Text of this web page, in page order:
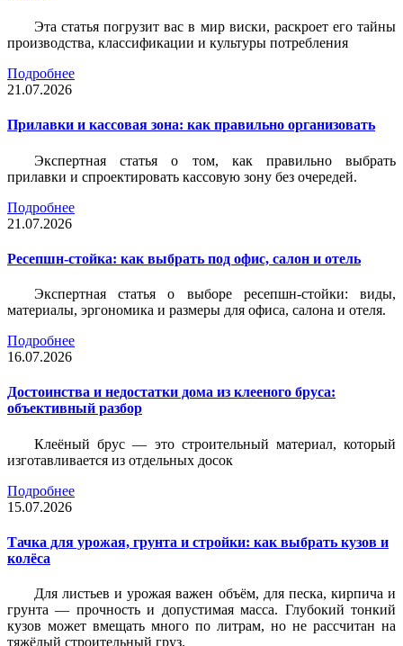
Эта статья погрузит вас в мир виски, раскроет его тайны
производства, классификации и культуры потребления
Подробнее
21.07.2026
Прилавки и кассовая зона: как правильно организовать
Экспертная статья о том, как правильно выбрать
прилавки и спроектировать кассовую зону без очередей.
Подробнее
21.07.2026
Ресепшн-стойка: как выбрать под офис, салон и отель
Экспертная статья о выборе ресепшн-стойки: виды,
материалы, эргономика и размеры для офиса, салона и отеля.
Подробнее
16.07.2026
Достоинства и недостатки дома из клееного бруса:
объективный разбор
Клеёный брус — это строительный материал, который
изготавливается из отдельных досок
Подробнее
15.07.2026
Тачка для урожая, грунта и стройки: как выбрать кузов и
колёса
Для листьев и урожая важен объём, для песка, кирпича и
грунта — прочность и допустимая масса. Глубокий тонкий
кузов может вмещать много по литрам, но не рассчитан на
тяжёлый строительный груз.